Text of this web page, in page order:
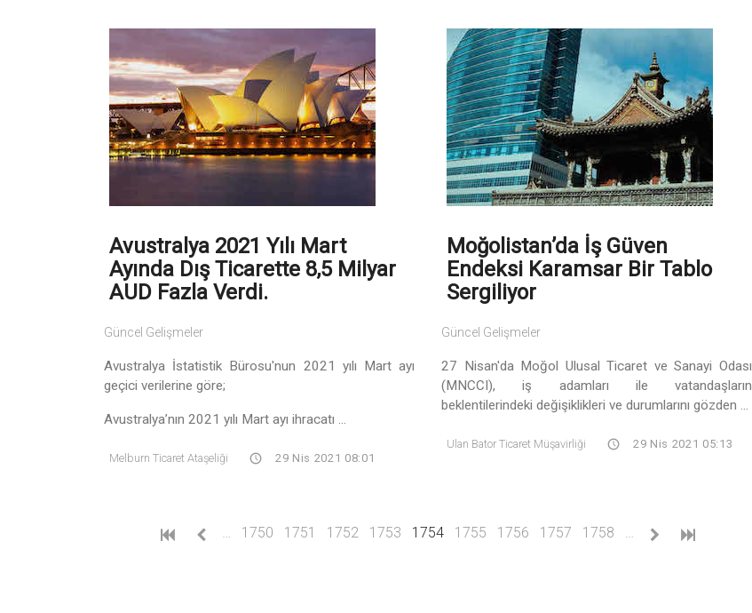
Avustralya 2021 Yılı Mart
Ayında Dış Ticarette 8,5 Milyar
AUD Fazla Verdi.
Güncel Gelişmeler
Avustralya İstatistik Bürosu'nun 2021 yılı Mart ayı
geçici verilerine göre;
Avustralya’nın 2021 yılı Mart ayı ihracatı ...
Melburn Ticaret Ataşeliği 29 Nis 2021 08:01
Moğolistan’da İş Güven
Endeksi Karamsar Bir Tablo
Sergiliyor
Güncel Gelişmeler
27 Nisan'da Moğol Ulusal Ticaret ve Sanayi Odası
(MNCCI), iş adamları ile vatandaşların
beklentilerindeki değişiklikleri ve durumlarını gözden ...
Ulan Bator Ticaret Müşavirliği 29 Nis 2021 05:13
1750 1751 1752 1753 1754(current)
1755 1756 1757 1758